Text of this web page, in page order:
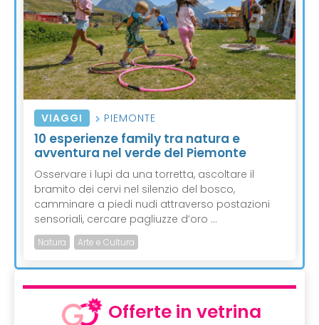
VIAGGI PIEMONTE
10 esperienze family tra natura e
avventura nel verde del Piemonte
Osservare i lupi da una torretta, ascoltare il
bramito dei cervi nel silenzio del bosco,
camminare a piedi nudi attraverso postazioni
sensoriali, cercare pagliuzze d’oro ...
Natura Arte e Cultura
Offerte in vetrina